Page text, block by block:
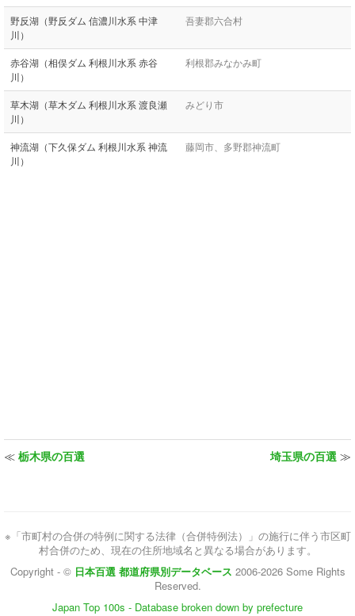
野反湖（野反ダム 信濃川水系 中津
川）
吾妻郡六合村
赤谷湖（相俣ダム 利根川水系 赤谷
川）
利根郡みなかみ町
草木湖（草木ダム 利根川水系 渡良瀬
川）
みどり市
神流湖（下久保ダム 利根川水系 神流
川）
藤岡市、多野郡神流町
≪ 栃木県の百選 埼玉県の百選 ≫
※「市町村の合併の特例に関する法律（合併特例法）」の施行に伴う市区町
村合併のため、現在の住所地域名と異なる場合があります。
Copyright - © 日本百選 都道府県別データベース 2006-2026 Some Rights
Reserved.
Japan Top 100s - Database broken down by prefecture